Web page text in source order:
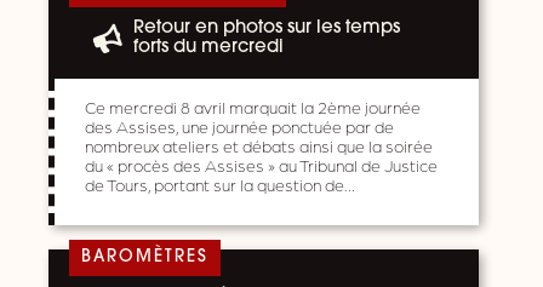
Retour en photos sur les temps
forts du mercredi
Ce mercredi 8 avril marquait la 2ème journée
des Assises, une journée ponctuée par de
nombreux ateliers et débats ainsi que la soirée
du « procès des Assises » au Tribunal de Justice
de Tours, portant sur la question de…
BAROMÈTRES